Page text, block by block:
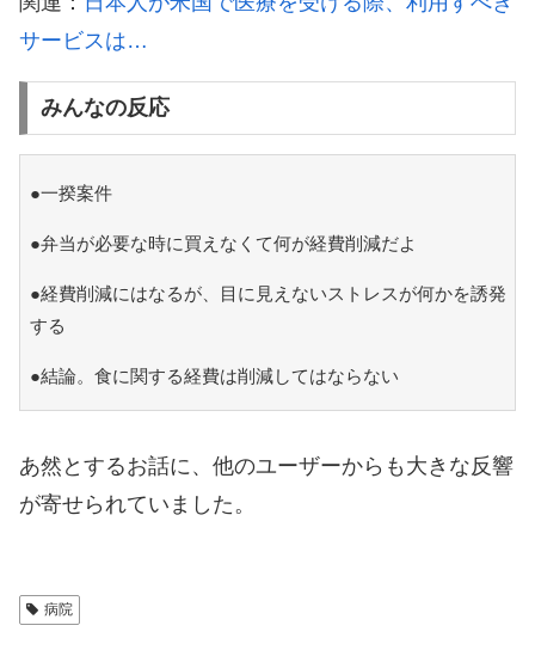
サービスは…
みんなの反応
●一揆案件
●弁当が必要な時に買えなくて何が経費削減だよ
●経費削減にはなるが、目に見えないストレスが何かを誘発
する
●結論。食に関する経費は削減してはならない
あ然とするお話に、他のユーザーからも大きな反響
が寄せられていました。
病院